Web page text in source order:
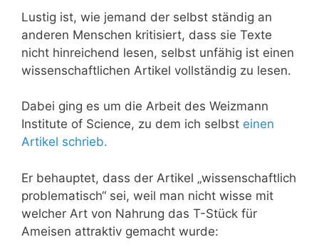
Lustig ist, wie jemand der selbst ständig an
anderen Menschen kritisiert, dass sie Texte
nicht hinreichend lesen, selbst unfähig ist einen
wissenschaftlichen Artikel vollständig zu lesen.
Dabei ging es um die Arbeit des Weizmann
Institute of Science, zu dem ich selbst einen
Artikel schrieb.
Er behauptet, dass der Artikel „wissenschaftlich
problematisch“ sei, weil man nicht wisse mit
welcher Art von Nahrung das T-Stück für
Ameisen attraktiv gemacht wurde: